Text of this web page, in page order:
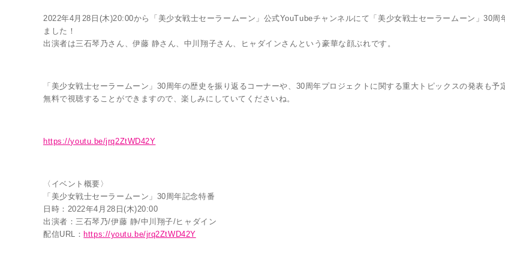
2022年4月28日(木)20:00から「美少女戦士セーラームーン」公式YouTubeチャンネルにて「美少女戦士セーラームーン」30周
ました！
出演者は三石琴乃さん、伊藤 静さん、中川翔子さん、ヒャダインさんという豪華な顔ぶれです。
「美少女戦士セーラームーン」30周年の歴史を振り返るコーナーや、30周年プロジェクトに関する重大トピックスの発表も予
無料で視聴することができますので、楽しみにしていてくださいね。
https://youtu.be/jrq2ZtWD42Y
〈イベント概要〉
「美少女戦士セーラームーン」30周年記念特番
日時：2022年4月28日(木)20:00
出演者：三石琴乃/伊藤 静/中川翔子/ヒャダイン
配信URL： https://youtu.be/jrq2ZtWD42Y